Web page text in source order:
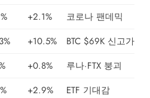
+2.1%
코로나 팬데믹
+10.5%
BTC $69K 신고가
+0.8%
루나·FTX 붕괴
+2.9%
ETF 기대감